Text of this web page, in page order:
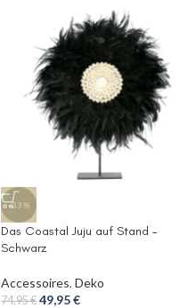
-33%
Das Coastal Juju auf Stand –
Schwarz
Accessoires, Deko
74,95€ 49,95€